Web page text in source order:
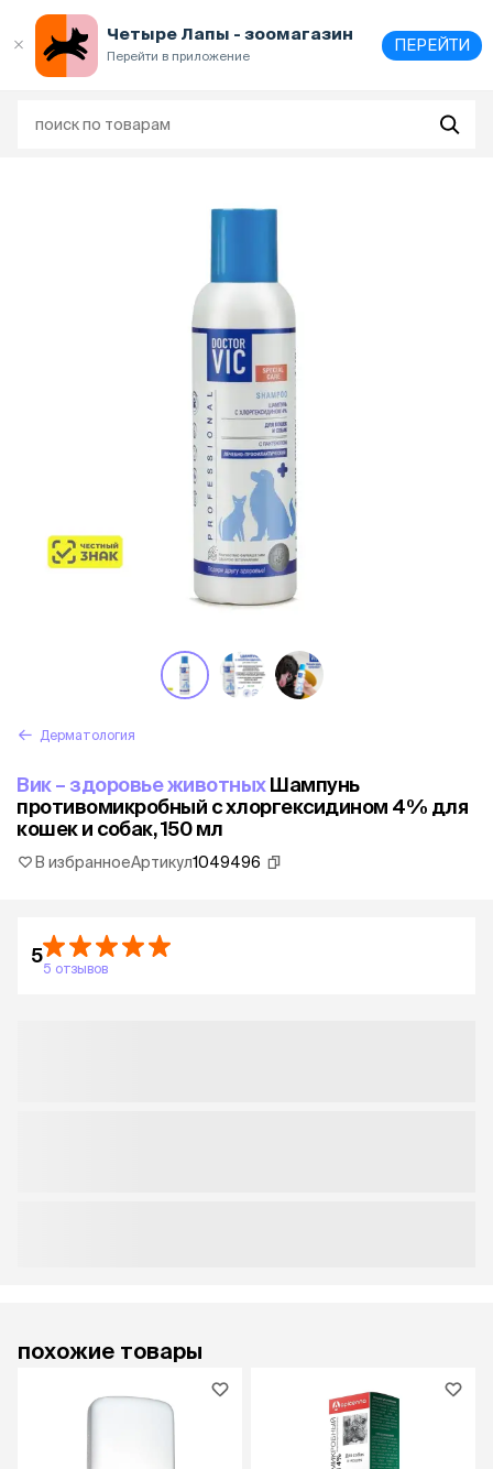
Четыре Лапы - зоомагазин
Перейти в приложение
ПЕРЕЙТИ
Дерматология
Вик – здоровье животныхШампунь
противомикробный с хлоргексидином 4% для
кошек и собак, 150 мл
В избранноеАртикул1049496
5
5 отзывов
похожие товары